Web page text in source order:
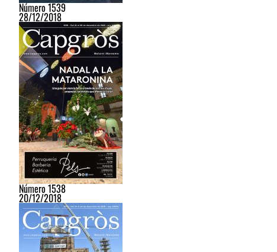
Número 1539
28/12/2018
Número 1538
20/12/2018